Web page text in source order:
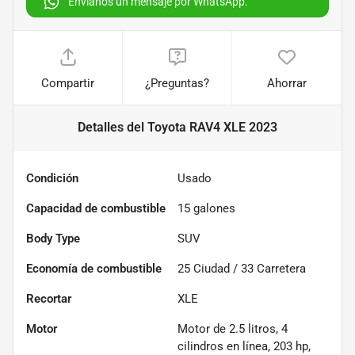
Compartir ¿Preguntas? Ahorrar
Detalles del Toyota RAV4 XLE 2023
Condición Usado
Capacidad de combustible 15 galones
Body Type SUV
Economía de combustible 25 Ciudad / 33 Carretera
Recortar XLE
Motor
Motor de 2.5 litros, 4
cilindros en línea, 203 hp,